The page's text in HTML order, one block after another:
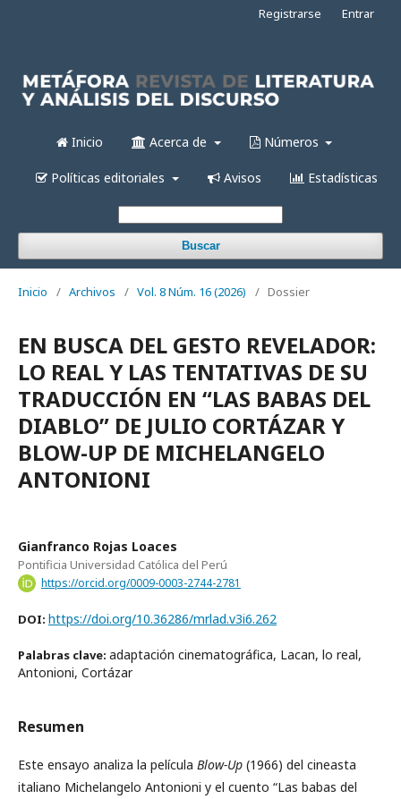
Inicio Acerca de Números
Políticas editoriales Avisos Estadísticas
Buscar
Registrarse Entrar
Inicio / Archivos / Vol. 8 Núm. 16 (2026) / Dossier
EN BUSCA DEL GESTO REVELADOR:
LO REAL Y LAS TENTATIVAS DE SU
TRADUCCIÓN EN “LAS BABAS DEL
DIABLO” DE JULIO CORTÁZAR Y
BLOW-UP DE MICHELANGELO
ANTONIONI
Gianfranco Rojas Loaces
Pontificia Universidad Católica del Perú
https://orcid.org/0009-0003-2744-2781
DOI: https://doi.org/10.36286/mrlad.v3i6.262
Palabras clave: adaptación cinematográfica, Lacan, lo real,
Antonioni, Cortázar
Resumen
Este ensayo analiza la película Blow-Up (1966) del cineasta
italiano Michelangelo Antonioni y el cuento “Las babas del